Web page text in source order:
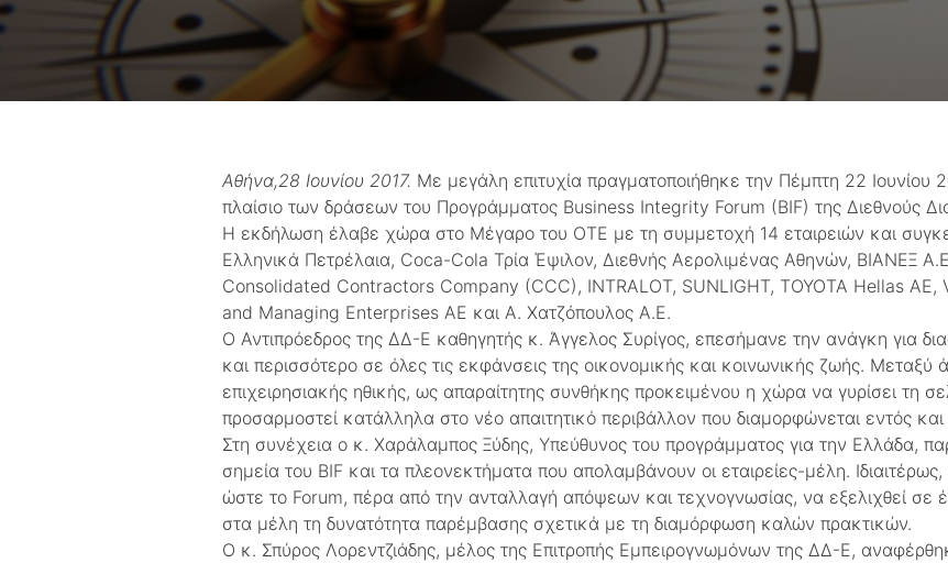
Αθήνα,28 Ιουνίου 2017. Με μεγάλη επιτυχία πραγματοποιήθηκε την Πέμπτη 22 Ιουνίου
πλαίσιο των δράσεων του Προγράμματος Business Integrity Forum (BIF) της Διεθνούς
Η εκδήλωση έλαβε χώρα στο Μέγαρο του ΟΤΕ με τη συμμετοχή 14 εταιρειών και
Ελληνικά Πετρέλαια, Coca-Cola Τρία Έψιλον, Διεθνής Αερολιμένας Αθηνών, ΒΙΑΝΕΞ
Consolidated Contractors Company (CCC), INTRALOT, SUNLIGHT, TOYOTA Hellas AE,
and Managing Enterprises AE και Α. Χατζόπουλος A.E.
Ο Αντιπρόεδρος της ΔΔ-Ε καθηγητής κ. Άγγελος Συρίγος, επεσήμανε την ανάγκη για
και περισσότερο σε όλες τις εκφάνσεις της οικονομικής και κοινωνικής ζωής. Μεταξύ
επιχειρησιακής ηθικής, ως απαραίτητης συνθήκης προκειμένου η χώρα να γυρίσει τη
προσαρμοστεί κατάλληλα στο νέο απαιτητικό περιβάλλον που διαμορφώνεται εντός
Στη συνέχεια ο κ. Χαράλαμπος Ξύδης, Υπεύθυνος του προγράμματος για την Ελλάδα,
σημεία του BIF και τα πλεονεκτήματα που απολαμβάνουν οι εταιρείες-μέλη.
ώστε το Forum, πέρα από την ανταλλαγή απόψεων και τεχνογνωσίας, να εξελιχθεί
στα μέλη τη δυνατότητα παρέμβασης σχετικά με τη διαμόρφωση καλών πρακτικών.
Ο κ. Σπύρος Λορεντζιάδης, μέλος της Επιτροπής Εμπειρογνωμόνων της ΔΔ-Ε,